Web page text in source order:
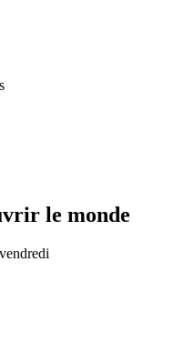
le monde